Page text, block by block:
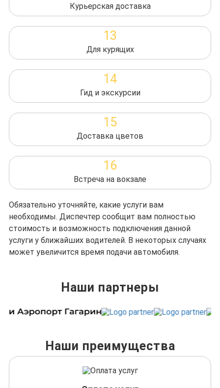
Курьерская доставка
13
Для курящих
14
Гид и экскурсии
15
Доставка цветов
16
Встреча на вокзале
Обязательно уточняйте, какие услуги вам
необходимы. Диспечтер сообщит вам полностью
стоимость и возможность подключения данной
услуги у ближайших водителей. В некоторых случаях
может увеличится время подачи автомобиля.
Наши партнеры
Наши преимущества